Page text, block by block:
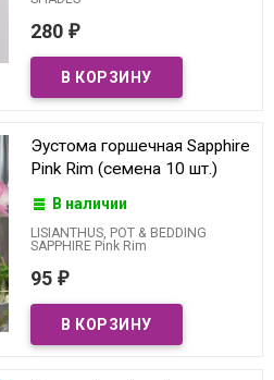
280 ₽
Эустома горшечная Sapphire
Pink Rim (семена 10 шт.)
В наличии
LISIANTHUS, POT & BEDDING
SAPPHIRE Pink Rim
95 ₽